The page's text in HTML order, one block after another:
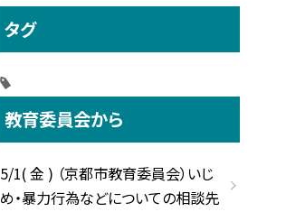
タグ
教育委員会から
5/1( 金 ) （京都市教育委員会）いじ
め・暴力行為などについての相談先